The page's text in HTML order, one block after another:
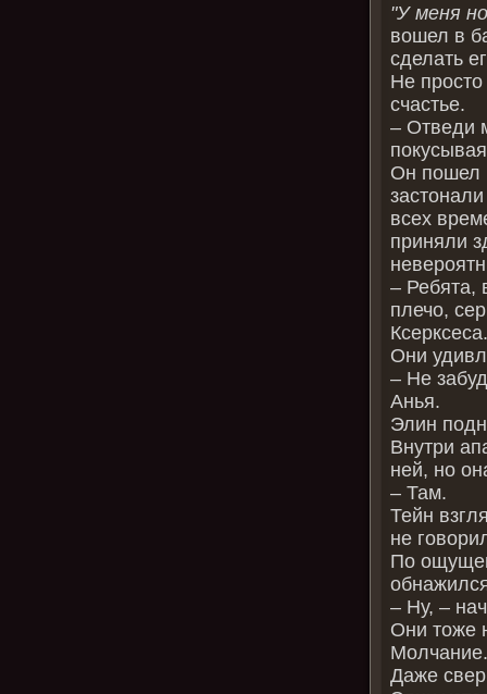
"У меня
вошел в
сделать
Не
счастье.
– Отведи
Он пошел
всех
приняли
– Ребята,
плечо,
Они
– Не
Анья.
Элин
Внутри
ней, но
– Там.
Тейн
не
По
– Ну, –
Они тоже
Даже